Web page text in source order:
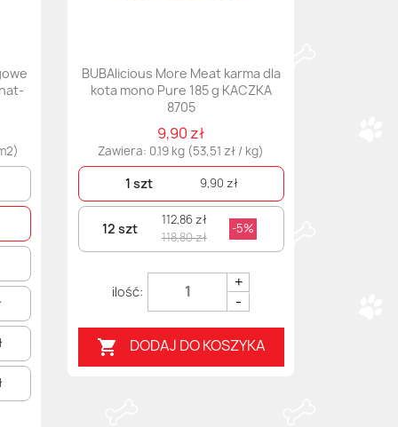
BUBAlicious More Meat karma dla
kota mono Pure 185 g KACZKA
8705
9,90 zł
Zawiera: 0.19 kg (53,51 zł / kg)
1 szt 9,90 zł
12 szt
112,86 zł
118,80 zł
-5%
+
-
 DODAJ DO KOSZYKA